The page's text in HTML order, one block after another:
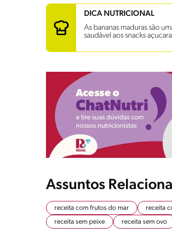
DICA NUTRICIONAL
As bananas maduras são
saudável aos snacks
Assuntos
receita com frutos do mar receita
receita sem peixe
receita sem ovo